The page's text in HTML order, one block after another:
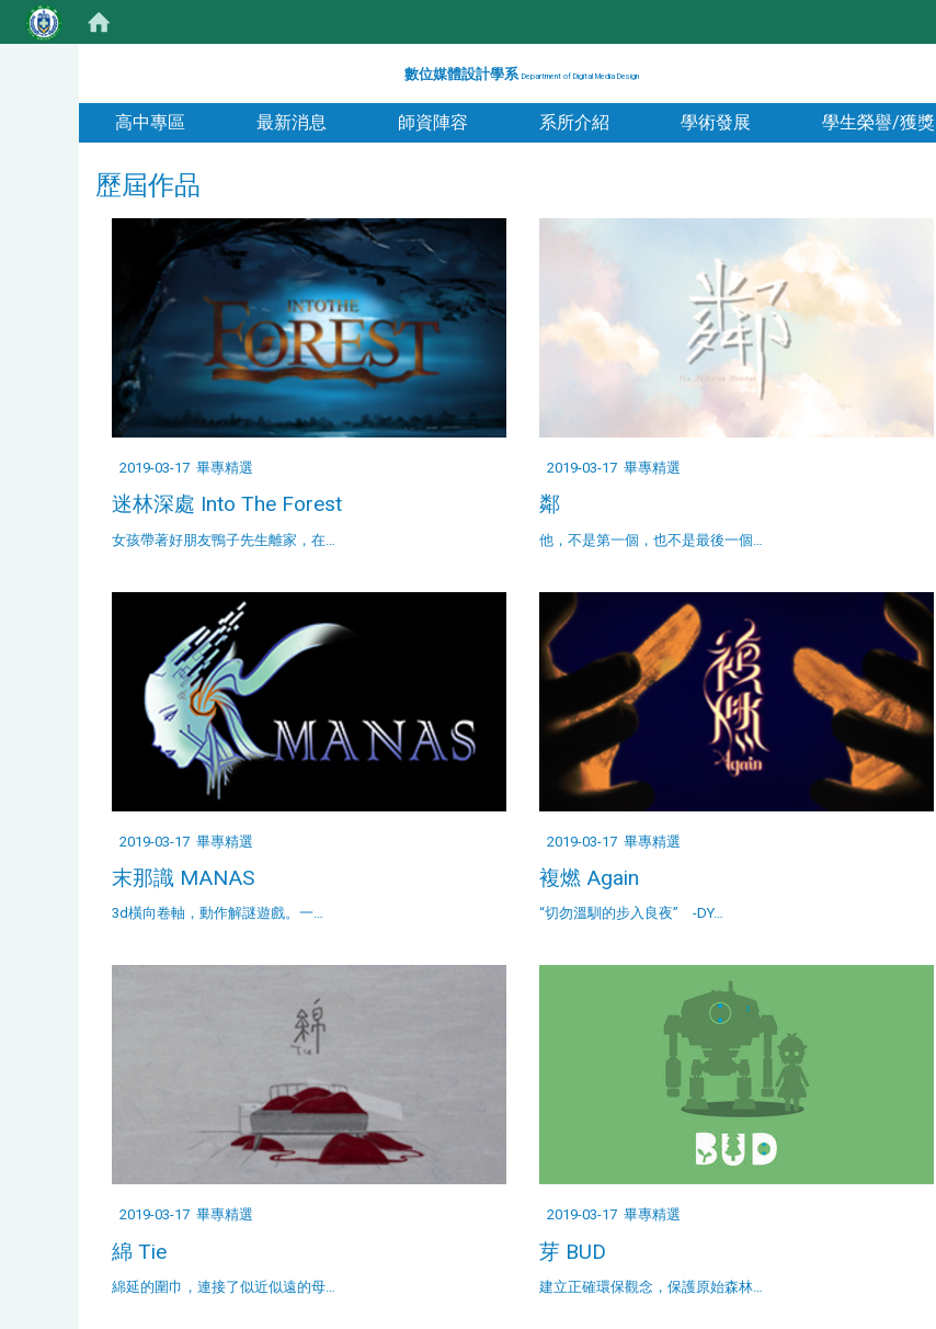
數位媒體設計學系 Department of Digital Media Design
高中專區 最新消息 師資陣容 系所介紹 學術發展 學生榮譽/獲獎
歷屆作品
2019-03-17 畢專精選
迷林深處 Into The Forest
女孩帶著好朋友鴨子先生離家，在…
2019-03-17 畢專精選
鄰
他，不是第一個，也不是最後一個…
2019-03-17 畢專精選
末那識 MANAS
3d橫向卷軸，動作解謎遊戲。一…
2019-03-17 畢專精選
複燃 Again
“切勿溫馴的步入良夜” -DY…
2019-03-17 畢專精選
綿 Tie
綿延的圍巾，連接了似近似遠的母…
2019-03-17 畢專精選
芽 BUD
建立正確環保觀念，保護原始森林…